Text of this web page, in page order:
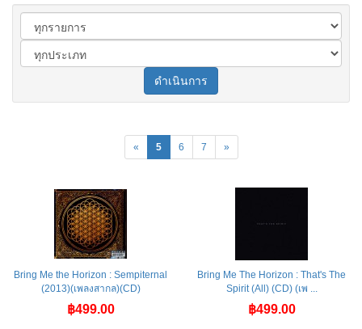
ดำเนินการ
« 5 6 7 »
Bring Me the Horizon : Sempiternal
(2013)(เพลงสากล)(CD)
฿499.00
Bring Me The Horizon : That's The
Spirit (All) (CD) (เพ ...
฿499.00